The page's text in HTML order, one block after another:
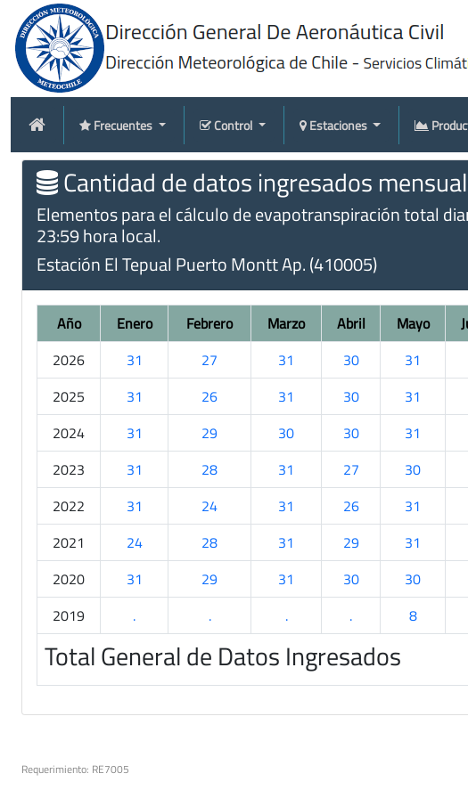
Frecuentes Control Estaciones
Cantidad de datos ingresados
Elementos para el cálculo de evapotranspiración total
23:59 hora local.
Estación El Tepual Puerto Montt Ap. (410005)
Año Enero Febrero Marzo Abril Mayo
2026
31 27 31 30 31
2025
31 26 31 30 31
2024
31 29 30 30 31
2023
31 28 31 27 30
2022
31 24 31 26 31
2021
24 28 31 29 31
2020
31 29 31 30 30
2019
. . . . 8
Total General de Datos Ingresados
Requerimiento: RE7005